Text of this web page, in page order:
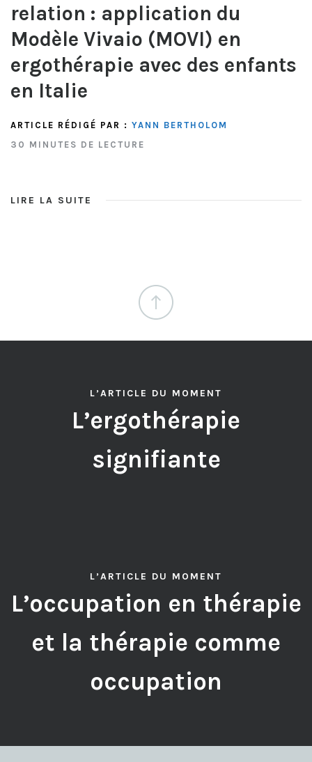
relation : application du
Modèle Vivaio (MOVI) en
ergothérapie avec des enfants
en Italie
ARTICLE RÉDIGÉ PAR : YANN BERTHOLOM
30 MINUTES DE LECTURE
LIRE LA SUITE
L’ARTICLE DU MOMENT
L’ergothérapie
signifiante
L’ARTICLE DU MOMENT
L’occupation en thérapie
et la thérapie comme
occupation